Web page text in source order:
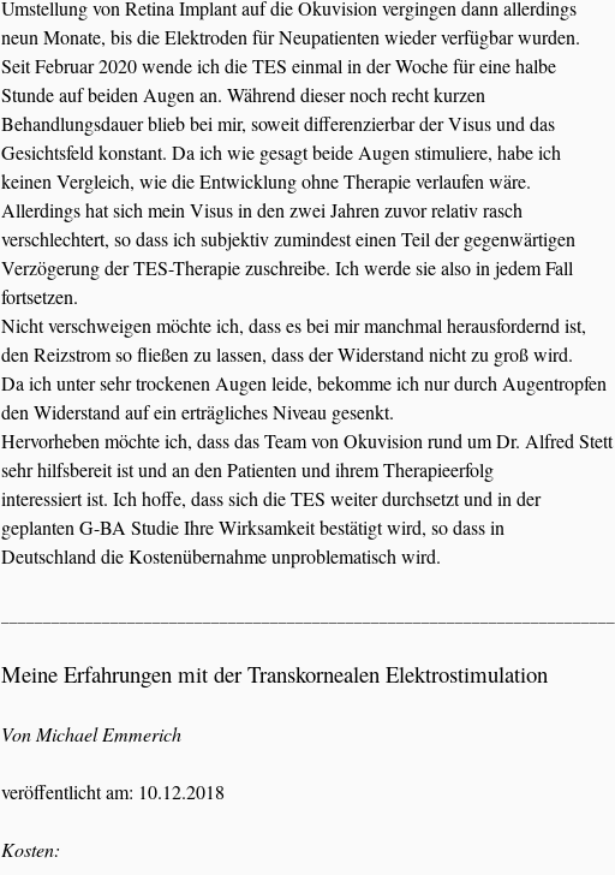
Umstellung von Retina Implant auf die Okuvision vergingen dann allerdings
neun Monate, bis die Elektroden für Neupatienten wieder verfügbar wurden.
Seit Februar 2020 wende ich die TES einmal in der Woche für eine halbe
Stunde auf beiden Augen an. Während dieser noch recht kurzen
Behandlungsdauer blieb bei mir, soweit differenzierbar der Visus und das
Gesichtsfeld konstant. Da ich wie gesagt beide Augen stimuliere, habe ich
keinen Vergleich, wie die Entwicklung ohne Therapie verlaufen wäre.
Allerdings hat sich mein Visus in den zwei Jahren zuvor relativ rasch
verschlechtert, so dass ich subjektiv zumindest einen Teil der gegenwärtigen
Verzögerung der TES-Therapie zuschreibe. Ich werde sie also in jedem Fall
fortsetzen.
Nicht verschweigen möchte ich, dass es bei mir manchmal herausfordernd ist,
den Reizstrom so fließen zu lassen, dass der Widerstand nicht zu groß wird.
Da ich unter sehr trockenen Augen leide, bekomme ich nur durch Augentropfen
den Widerstand auf ein erträgliches Niveau gesenkt.
Hervorheben möchte ich, dass das Team von Okuvision rund um Dr. Alfred Stett
sehr hilfsbereit ist und an den Patienten und ihrem Therapieerfolg
interessiert ist. Ich hoffe, dass sich die TES weiter durchsetzt und in der
geplanten G-BA Studie Ihre Wirksamkeit bestätigt wird, so dass in
Deutschland die Kostenübernahme unproblematisch wird.
Meine Erfahrungen mit der Transkornealen Elektrostimulation
Von Michael Emmerich
veröffentlicht am: 10.12.2018
Kosten: